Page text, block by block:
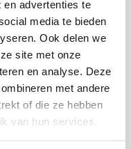
en advertenties te
media te bieden
Ook delen we
site met onze
en analyse. Deze
met andere
of die ze hebben
van hun services.